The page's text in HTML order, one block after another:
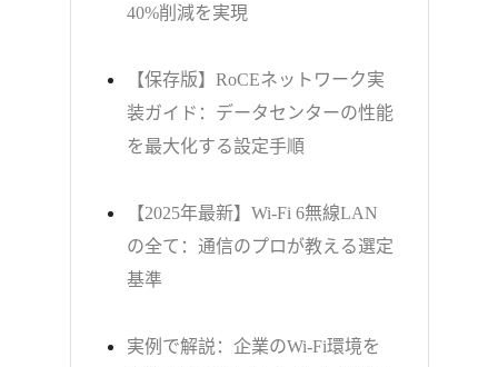
40%削減を実現
【保存版】RoCEネットワーク実
装ガイド：データセンターの性能
を最大化する設定手順
【2025年最新】Wi-Fi 6無線LAN
の全て：通信のプロが教える選定
基準
実例で解説：企業のWi-Fi環境を